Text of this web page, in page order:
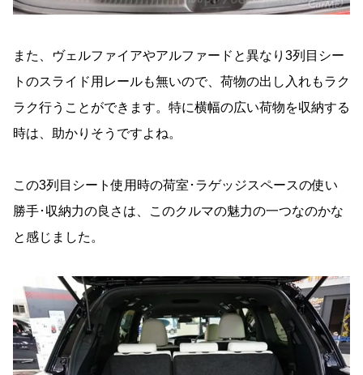
また、ヴェルファイアやアルファードと異なり3列目シー
トのスライド用レールも無いので、荷物の出し入れもラク
ラク行うことができます。特に横幅の広い荷物を収納する
時は、助かりそうですよね。
この3列目シート使用時の荷室･ラゲッジスペースの使い
勝手･収納力の良さは、このクルマの魅力の一つなのかな
と感じました。